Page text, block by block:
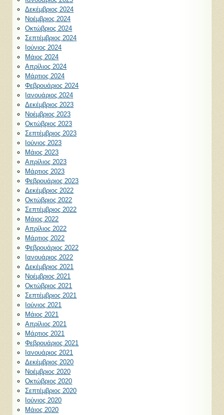
Δεκέμβριος 2024
Νοέμβριος 2024
Οκτώβριος 2024
Σεπτέμβριος 2024
Ιούνιος 2024
Μάιος 2024
Απρίλιος 2024
Μάρτιος 2024
Φεβρουάριος 2024
Ιανουάριος 2024
Δεκέμβριος 2023
Νοέμβριος 2023
Οκτώβριος 2023
Σεπτέμβριος 2023
Ιούνιος 2023
Μάιος 2023
Απρίλιος 2023
Μάρτιος 2023
Φεβρουάριος 2023
Δεκέμβριος 2022
Οκτώβριος 2022
Σεπτέμβριος 2022
Μάιος 2022
Απρίλιος 2022
Μάρτιος 2022
Φεβρουάριος 2022
Ιανουάριος 2022
Δεκέμβριος 2021
Νοέμβριος 2021
Οκτώβριος 2021
Σεπτέμβριος 2021
Ιούνιος 2021
Μάιος 2021
Απρίλιος 2021
Μάρτιος 2021
Φεβρουάριος 2021
Ιανουάριος 2021
Δεκέμβριος 2020
Νοέμβριος 2020
Οκτώβριος 2020
Σεπτέμβριος 2020
Ιούνιος 2020
Μάιος 2020